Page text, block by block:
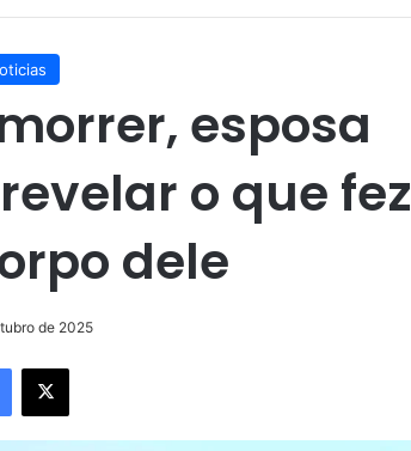
esposa
o que fez
dele
de 2025
Facebook
X